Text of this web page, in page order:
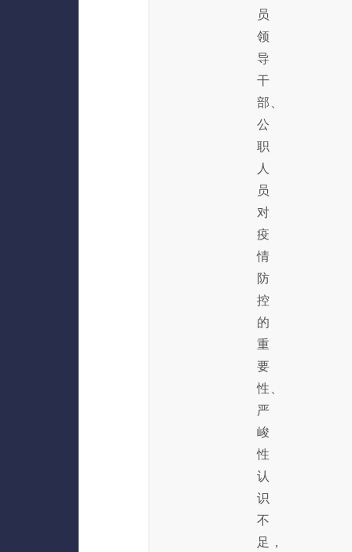
员
领
导
干
部、
公
职
人
员
对
疫
情
防
控
的
重
要
性、
严
峻
性
认
识
不
足，